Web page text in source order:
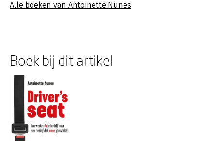
Alle boeken van Antoinette Nunes
Boek bij dit artikel